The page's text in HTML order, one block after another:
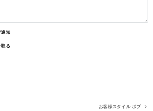
通知
取る
お客様スタイル ボブ